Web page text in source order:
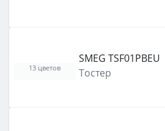
SMEG TSF01PBEU
Тостер
13 цветов